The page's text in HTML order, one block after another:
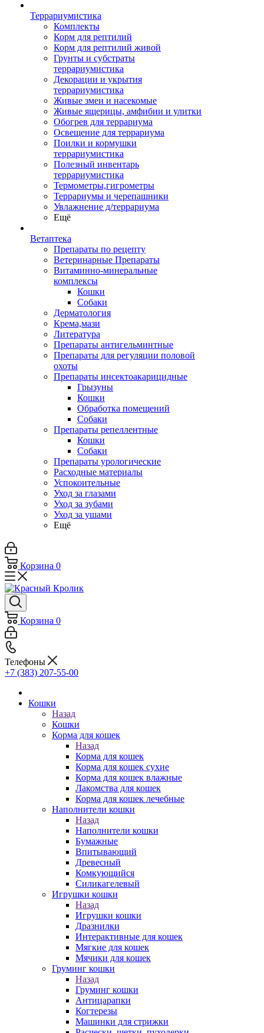
Террариумистика
Комплекты
Корм для рептилий
Корм для рептилий живой
Грунты и субстраты
террариумистика
Декорации и укрытия
террариумистика
Живые змеи и насекомые
Живые ящерицы, амфибии и улитки
Обогрев для террариума
Освещение для террариума
Поилки и кормушки
террариумистика
Полезный инвентарь
террариумистика
Термометры,гигрометры
Террариумы и черепашники
Увлажнение д/террариума
Ещё
Ветаптека
Препараты по рецепту
Ветеринарные Препараты
Витаминно-минеральные
комплексы
Кошки
Собаки
Дерматология
Крема,мази
Литература
Препараты антигельминтные
Препараты для регуляции половой
охоты
Препараты инсектоакарицидные
Грызуны
Кошки
Обработка помещений
Собаки
Препараты репеллентные
Кошки
Собаки
Препараты урологические
Расходные материалы
Успокоительные
Уход за глазами
Уход за зубами
Уход за ушами
Ещё
Корзина 0
Корзина 0
Телефоны
+7 (383) 207-55-00
Кошки
Назад
Кошки
Корма для кошек
Назад
Корма для кошек
Корма для кошек сухие
Корма для кошек влажные
Лакомства для кошек
Корма для кошек лечебные
Наполнители кошки
Назад
Наполнители кошки
Бумажные
Впитывающий
Древесный
Комкующийся
Силикагелевый
Игрушки кошки
Назад
Игрушки кошки
Дразнилки
Интерактивные для кошек
Мягкие для кошек
Мячики для кошек
Груминг кошки
Назад
Груминг кошки
Антицарапки
Когтерезы
Машинки для стрижки